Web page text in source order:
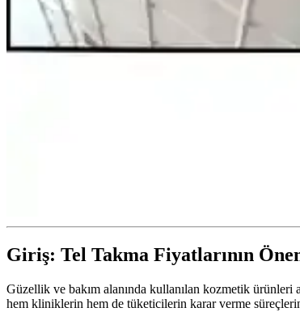
Giriş: Tel Takma Fiyatlarının
Güzellik ve bakım alanında kullanılan kozmetik ürünleri
hem kliniklerin hem de tüketicilerin karar verme